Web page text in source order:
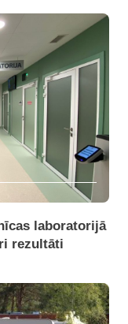
laboratorijā
rezultāti